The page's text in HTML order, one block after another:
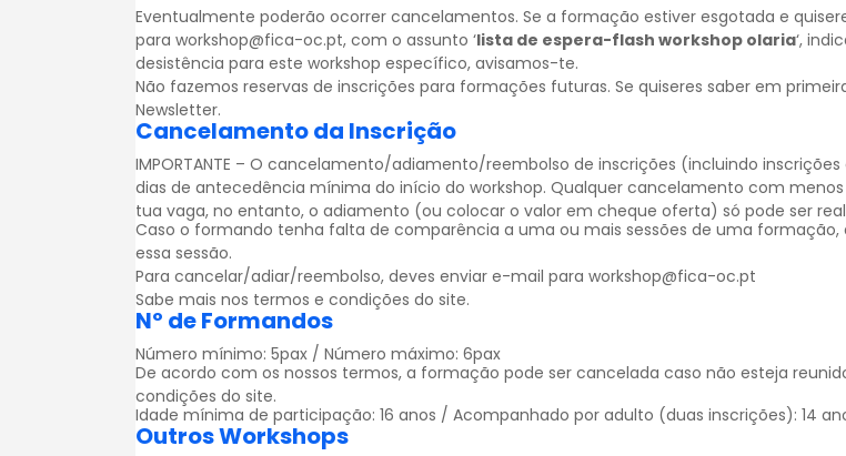
Eventualmente poderão ocorrer cancelamentos. Se a formação estiver esgotada e
para workshop@fica-oc.pt, com o assunto ‘lista de espera-flash workshop olaria‘,
desistência para este workshop específico, avisamos-te.
Não fazemos reservas de inscrições para formações futuras. Se quiseres saber em
Newsletter.
Cancelamento da Inscrição
IMPORTANTE – O cancelamento/adiamento/reembolso de inscrições (incluindo
dias de antecedência mínima do início do workshop. Qualquer cancelamento com
tua vaga, no entanto, o adiamento (ou colocar o valor em cheque oferta) só pode ser
Caso o formando tenha falta de comparência a uma ou mais sessões de uma
essa sessão.
Para cancelar/adiar/reembolso, deves enviar e-mail para workshop@fica-oc.pt
Sabe mais nos termos e condições do site.
Nº de Formandos
Número mínimo: 5pax / Número máximo: 6pax
De acordo com os nossos termos, a formação pode ser cancelada caso não esteja
condições do site.
Idade mínima de participação: 16 anos / Acompanhado por adulto (duas inscrições): 14
Outros Workshops